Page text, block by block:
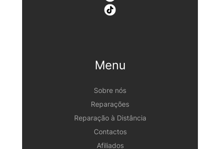
Menu
Sobre nós
Reparações
Reparação à Distância
Contactos
Afiliados